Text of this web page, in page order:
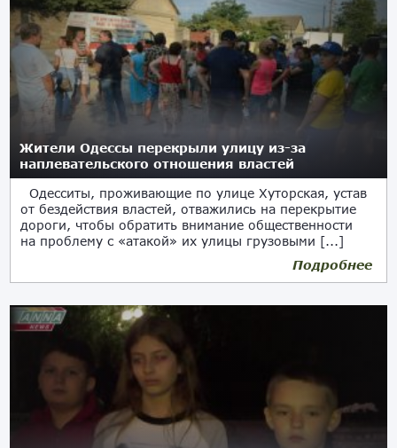
Жители Одессы перекрыли улицу из-за
наплевательского отношения властей
Одесситы, проживающие по улице Хуторская, устав
от бездействия властей, отважились на перекрытие
дороги, чтобы обратить внимание общественности
на проблему с «атакой» их улицы грузовыми [...]
Подробнее